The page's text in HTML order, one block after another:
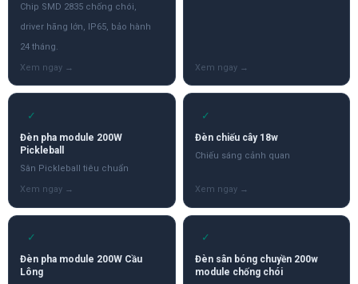
Chip SMD 2835 chống chói,
driver hãng lớn, IP65, bảo hành
24 tháng.
✓
Đèn pha module 200W
Pickleball
Sân Pickleball tiêu chuẩn
✓
Đèn chiếu cây 18w
Chiếu sáng cảnh quan
✓
Đèn pha module 200W Cầu
Lông
✓
Đèn sân bóng chuyền 200w
module chống chói